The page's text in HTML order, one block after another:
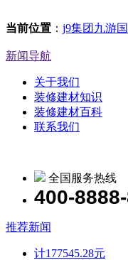
当前位置 ： j9集团九游
新闻导航
关于我们
装修建材知识
装修建材百科
联系我们
全国服务热线
400-
推荐新闻
计177545.28元